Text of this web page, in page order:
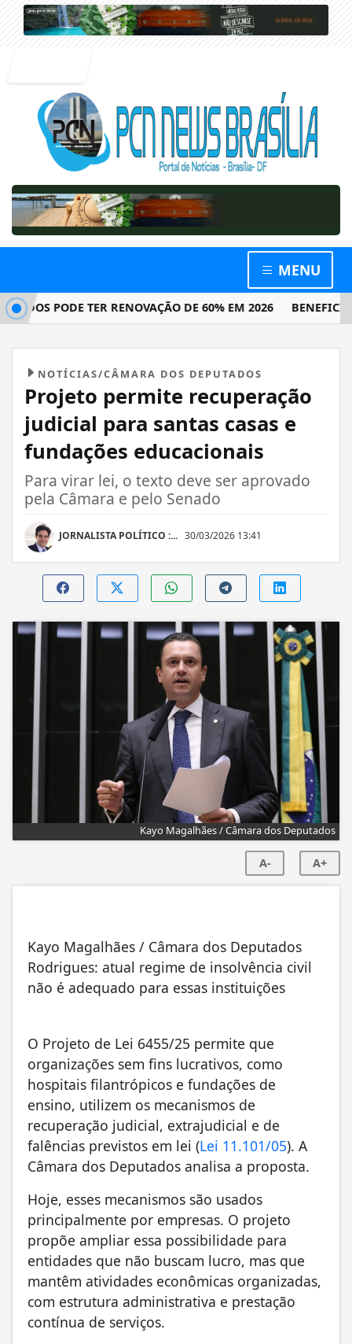
MENU
PODE TER RENOVAÇÃO DE 60% EM 2026
NOTÍCIAS/CÂMARA DOS DEPUTADOS
Projeto permite recuperação
judicial para santas casas e
fundações educacionais
Para virar lei, o texto deve ser aprovado
pela Câmara e pelo Senado
JORNALISTA POLÍTICO :... 30/03/2026 13:41
Kayo Magalhães / Câmara dos Deputados
A- A+
Kayo Magalhães / Câmara dos Deputados
Rodrigues: atual regime de insolvência civil
não é adequado para essas instituições
O Projeto de Lei 6455/25 permite que
organizações sem fins lucrativos, como
hospitais filantrópicos e fundações de
ensino, utilizem os mecanismos de
recuperação judicial, extrajudicial e de
falências previstos em lei (Lei 11.101/05). A
Câmara dos Deputados analisa a proposta.
Hoje, esses mecanismos são usados
principalmente por empresas. O projeto
propõe ampliar essa possibilidade para
entidades que não buscam lucro, mas que
mantêm atividades econômicas organizadas,
com estrutura administrativa e prestação
contínua de serviços.